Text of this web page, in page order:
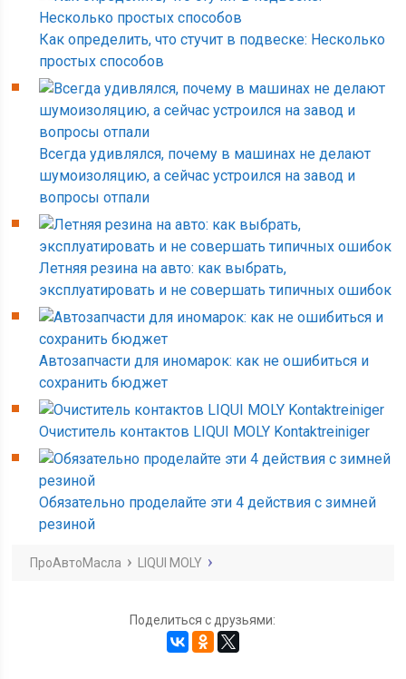
Как определить, что стучит в подвеске: Несколько
простых способов
Всегда удивлялся, почему в машинах не делают
шумоизоляцию, а сейчас устроился на завод и
вопросы отпали
Летняя резина на авто: как выбрать,
эксплуатировать и не совершать типичных ошибок
Автозапчасти для иномарок: как не ошибиться и
сохранить бюджет
Очиститель контактов LIQUI MOLY Kontaktreiniger
Обязательно проделайте эти 4 действия с зимней
резиной
ПроАвтоМасла LIQUI MOLY
Поделиться с друзьями: